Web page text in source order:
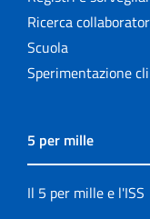
Ricerca
Scuola
Sperimentazione
5 per mille
Il 5 per mille e l'ISS